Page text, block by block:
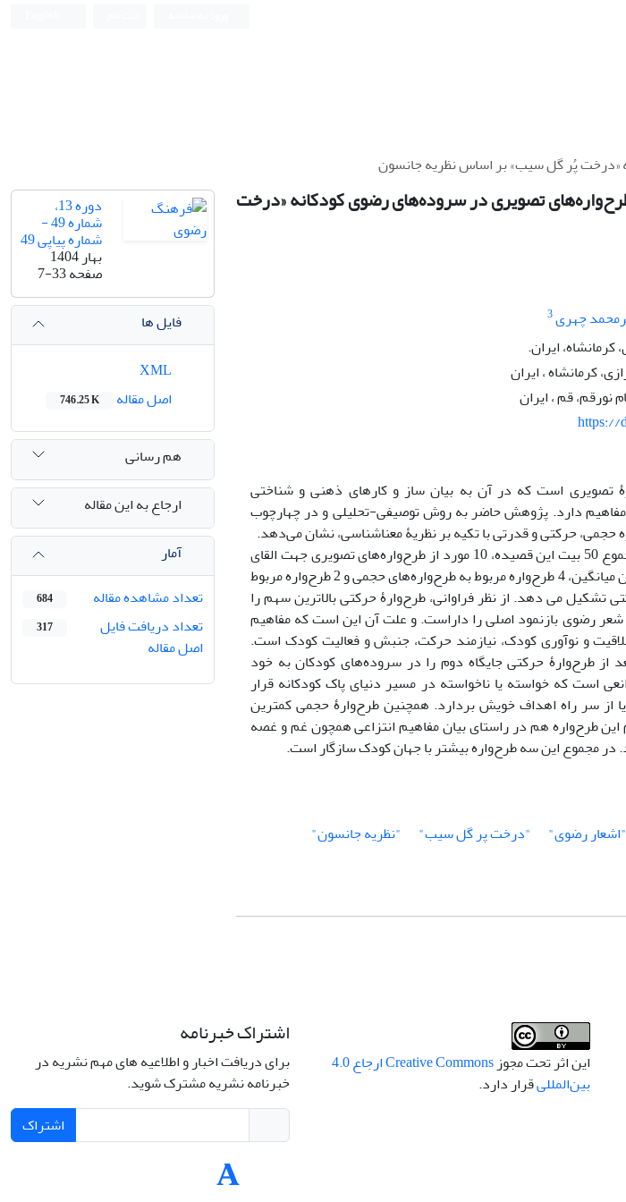
«درخت پُر گل سیب» بر اساس نظریه جانسون
تصویری در سروده‌های رضوی کودکانه «درخت
چهری3
کرمانشاه، ایران.
کرمانشاه ، ایران
قم ، ایران
https://
تصویری است که در آن به بیان ساز و کارهای ذهنی و شناختی
دارد. پژوهش حاضر به روش توصیفی-تحلیلی و در چهارچوب
حجمی، حرکتی و قدرتی با تکیه بر نظریۀ معناشناسی، نشان می‌دهد.
برای این منظور، از میان 24 بیت برگزیده از مجموع 50 بیت این قصیده، 10 مورد از طرح‌واره‌های تصویری جهت القای
مفهوم در ذهن خواننده استفاده شده‌اند. از این میانگین، 4 طرح‌واره مربوط به طرح‌واره‌های حجمی و 2 طرح‌واره مربوط
تشکیل می دهد. از نظر فراوانی، طرح‌وارۀ حرکتی بالاترین سهم را
رضوی بازنمود اصلی را داراست. و علت آن این است که مفاهیم
و نوآوری کودک، نیازمند حرکت، جنبش و فعالیت کودک است.
از طرح‌وارۀ حرکتی جایگاه دوم را در سروده‌های کودکان به خود
است که خواسته یا ناخواسته در مسیر دنیای پاک کودکانه قرار
از سر راه اهداف خویش بردارد. همچنین طرح‌وارۀ حجمی کمترین
طرح‌واره هم در راستای بیان مفاهیم انتزاعی همچون غم و غصه
در مجموع این سه طرح‌واره بیشتر با جهان کودک سازگار است.
"اشعار رضوی" "درخت پر گل سیب"
"نظریه جانسون"
دوره 13،
شماره 49 -
شماره پیاپی 49
بهار 1404
صفحه7-33
فایل ها
اصل مقاله
746.25 K
هم رسانی
ارجاع به این مقاله
آمار
تعداد مشاهده مقاله
684
تعداد دریافت فایل
اصل مقاله
317
این اثر تحت مجوز
Creative Commons ارجاع 4.0
بین‌المللیقرار دارد.
اشتراک خبرنامه
برای دریافت اخبار و اطلاعیه های مهم نشریه در
خبرنامه نشریه مشترک شوید.
اشتراک